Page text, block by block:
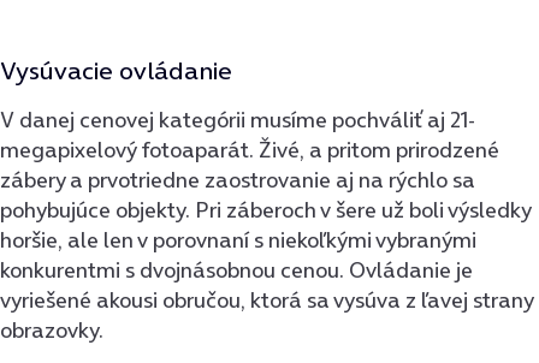
Vysúvacie ovládanie
V danej cenovej kategórii musíme pochváliť aj 21-
megapixelový fotoaparát. Živé, a pritom prirodzené
zábery a prvotriedne zaostrovanie aj na rýchlo sa
pohybujúce objekty. Pri záberoch v šere už boli výsledky
horšie, ale len v porovnaní s niekoľkými vybranými
konkurentmi s dvojnásobnou cenou. Ovládanie je
vyriešené akousi obručou, ktorá sa vysúva z ľavej strany
obrazovky.